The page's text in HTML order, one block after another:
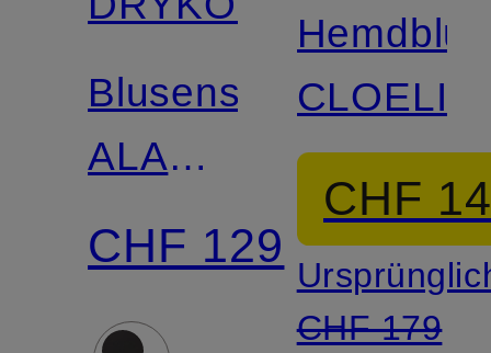
Blusenshirt
ALARIA_1
aus
Satin
CHF 129
CLOELIA
CHF
CHF 179